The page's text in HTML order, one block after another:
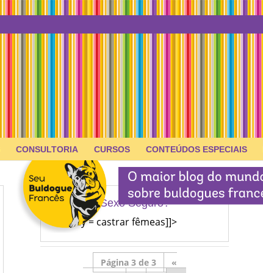
CONSULTORIA CURSOS CONTEÚDOS ESPECIAIS
Sexo Seguro?
to spay = castrar fêmeas]]>
Página 3 de 3
«